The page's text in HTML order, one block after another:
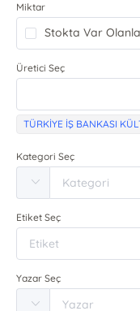
Miktar
Stokta Var
Üretici Seç
TÜRKİYE İŞ BANKASI
Kategori Seç
Etiket Seç
Yazar Seç